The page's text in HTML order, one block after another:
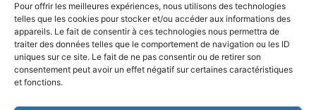
Pour offrir les meilleures expériences, nous utilisons des technologies
telles que les cookies pour stocker et/ou accéder aux informations des
appareils. Le fait de consentir à ces technologies nous permettra de
traiter des données telles que le comportement de navigation ou les ID
uniques sur ce site. Le fait de ne pas consentir ou de retirer son
consentement peut avoir un effet négatif sur certaines caractéristiques
et fonctions.
propos du développement du réseau Marvelous.